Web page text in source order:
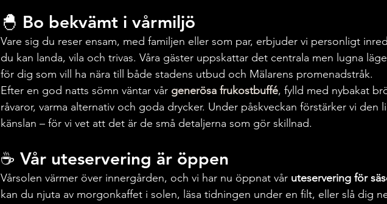
🐣 Bo bekvämt i vårmiljö
Vare sig du reser ensam, med familjen eller som par, erbjuder vi personligt
du kan landa, vila och trivas. Våra gäster uppskattar det centrala men lugna
för dig som vill ha nära till både stadens utbud och Mälarens promenadstråk.
Efter en god natts sömn väntar vår generösa frukostbuffé, fylld med nybakat
råvaror, varma alternativ och goda drycker. Under påskveckan förstärker vi den
känslan – för vi vet att det är de små detaljerna som gör skillnad.
☕ Vår uteservering är öppen
Vårsolen värmer över innergården, och vi har nu öppnat vår uteservering för
kan du njuta av morgonkaffet i solen, läsa tidningen under en filt, eller slå dig